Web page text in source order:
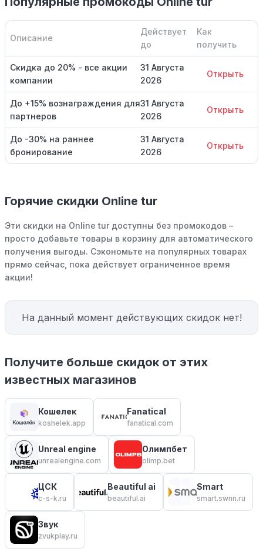
Описание
Действует
до
Как
получить
Скидка до 20% - все акции
компании
31 Августа
2026
Открыть
До +15% вознаграждения для
партнеров
31 Августа
2026
Открыть
До -30% на раннее
бронирование
31 Августа
2026
Открыть
Горячие скидки Online tur
Эти скидки на Online tur доступны без промокодов –
просто добавьте товары в корзину для автоматического
получения выгоды. Сэкономьте на популярных товарах
прямо сейчас, пока действует ограниченное время
акции!
На данный момент действующих скидок нет!
Получите больше скидок от этих
известных магазинов
Кошелек
koshelek.app
Fanatical
fanatical.com
Unreal engine
unrealengine.com
Олимпбет
olimp.bet
ЦСК
c-s-k.ru
Beautiful ai
beautiful.ai
Smart
smart.swnn.ru
Звук
zvukplay.ru